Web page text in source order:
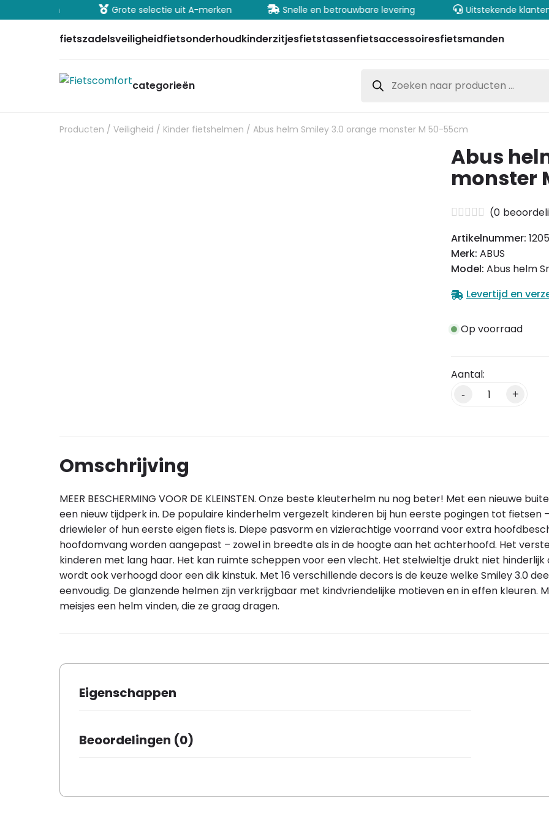
Grote selectie uit A-merken Snelle en betrouwbare levering Uitstekende
fietszadelsveiligheidfietsonderhoudkinderzitjesfietstassenfietsaccessoiresfietsmanden
categorieën zoeken
Producten /Veiligheid / Kinder fietshelmen / Abus helm Smiley 3.0 orange monster M 50-55cm
Abus
monster
(0
Artikelnummer:
Merk: ABUS
Model: Abus helm
Levertijd en
Op voorraad
- +
Alternative:
Omschrijving
MEER BESCHERMING VOOR DE KLEINSTEN. Onze beste kleuterhelm nu nog beter! Met een nieuwe
een nieuw tijdperk in. De populaire kinderhelm vergezelt kinderen bij hun eerste pogingen tot fietsen
driewieler of hun eerste eigen fiets is. Diepe pasvorm en vizierachtige voorrand voor extra
hoofdomvang worden aangepast – zowel in breedte als in de hoogte aan het achterhoofd. Het
kinderen met lang haar. Het kan ruimte scheppen voor een vlecht. Het stelwieltje drukt niet
wordt ook verhoogd door een dik kinstuk. Met 16 verschillende decors is de keuze welke Smiley 3.0
eenvoudig. De glanzende helmen zijn verkrijgbaar met kindvriendelijke motieven en in effen kleuren.
meisjes een helm vinden, die ze graag dragen.
Eigenschappen
Kleur
Volwassenen
✗
Beoordelingen (0)